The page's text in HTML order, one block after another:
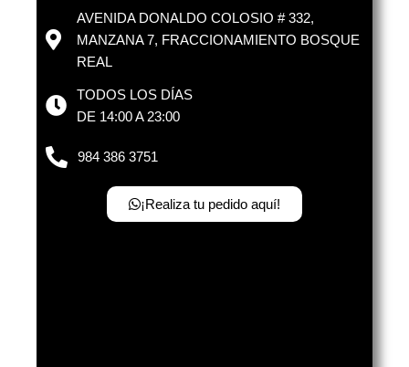
AVENIDA DONALDO COLOSIO # 332,
MANZANA 7, FRACCIONAMIENTO BOSQUE
REAL
TODOS LOS DÍAS
DE 14:00 A 23:00
984 386 3751
¡Realiza tu pedido aquí!